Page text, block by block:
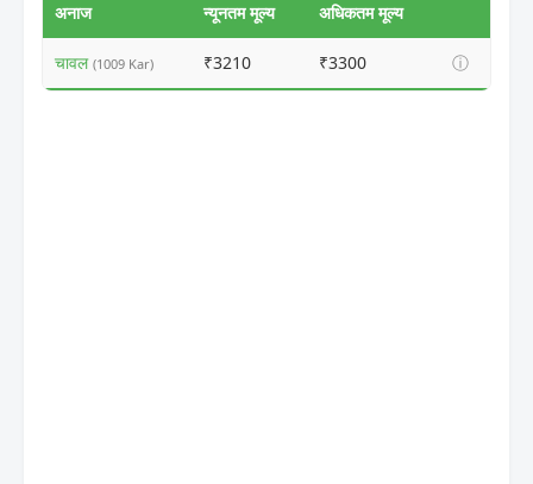
अनाज न्यूनतम मूल्य अधिकतम मूल्य
चावल (1009 Kar) ₹3210 ₹3300 ⓘ